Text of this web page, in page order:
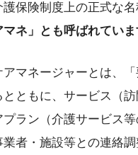
護保険制度上の正式な
マネ」とも呼ばれていま
アマネージャーとは、
とともに、サービス（
プラン（介護サービス
業者・施設等との連絡